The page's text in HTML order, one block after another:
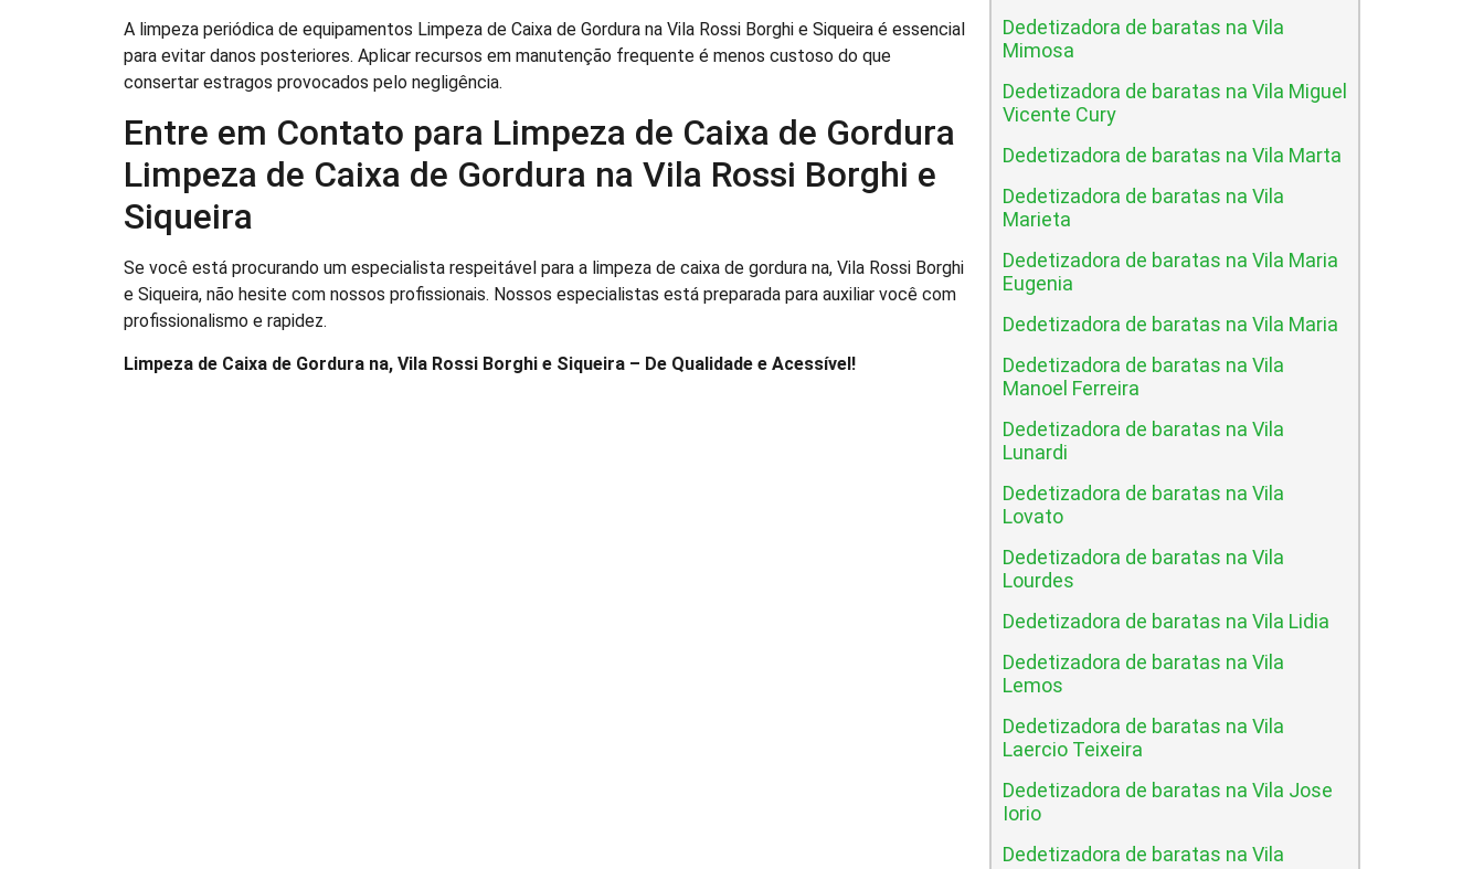
A limpeza periódica de equipamentos Limpeza de Caixa de Gordura na Vila Rossi Borghi e Siqueira é essencial
para evitar danos posteriores. Aplicar recursos em manutenção frequente é menos custoso do que
consertar estragos provocados pelo negligência.
Entre em Contato para Limpeza de Caixa de Gordura
Limpeza de Caixa de Gordura na Vila Rossi Borghi e
Siqueira
Se você está procurando um especialista respeitável para a limpeza de caixa de gordura na, Vila Rossi Borghi
e Siqueira, não hesite com nossos profissionais. Nossos especialistas está preparada para auxiliar você com
profissionalismo e rapidez.
Limpeza de Caixa de Gordura na, Vila Rossi Borghi e Siqueira – De Qualidade e Acessível!
Dedetizadora de baratas na Vila
Mimosa
Dedetizadora de baratas na Vila Miguel
Vicente Cury
Dedetizadora de baratas na Vila Marta
Dedetizadora de baratas na Vila
Marieta
Dedetizadora de baratas na Vila Maria
Eugenia
Dedetizadora de baratas na Vila Maria
Dedetizadora de baratas na Vila
Manoel Ferreira
Dedetizadora de baratas na Vila
Lunardi
Dedetizadora de baratas na Vila
Lovato
Dedetizadora de baratas na Vila
Lourdes
Dedetizadora de baratas na Vila Lidia
Dedetizadora de baratas na Vila
Lemos
Dedetizadora de baratas na Vila
Laercio Teixeira
Dedetizadora de baratas na Vila Jose
Iorio
Dedetizadora de baratas na Vila